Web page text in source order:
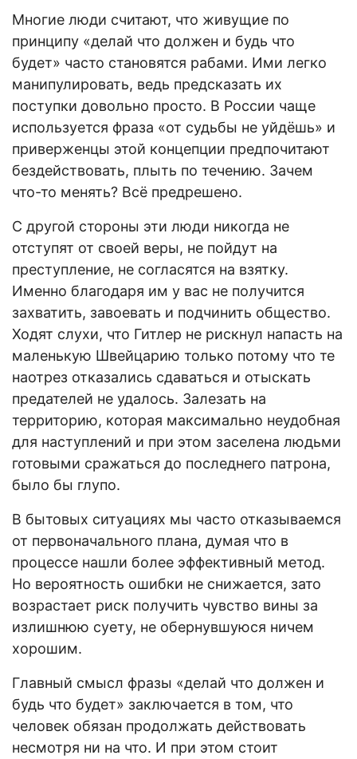
Многие люди считают, что живущие по
принципу «делай что должен и будь что
будет» часто становятся рабами. Ими легко
манипулировать, ведь предсказать их
поступки довольно просто. В России чаще
используется фраза «от судьбы не уйдёшь» и
приверженцы этой концепции предпочитают
бездействовать, плыть по течению. Зачем
что-то менять? Всё предрешено.
С другой стороны эти люди никогда не
отступят от своей веры, не пойдут на
преступление, не согласятся на взятку.
Именно благодаря им у вас не получится
захватить, завоевать и подчинить общество.
Ходят слухи, что Гитлер не рискнул напасть на
маленькую Швейцарию только потому что те
наотрез отказались сдаваться и отыскать
предателей не удалось. Залезать на
территорию, которая максимально неудобная
для наступлений и при этом заселена людьми
готовыми сражаться до последнего патрона,
было бы глупо.
В бытовых ситуациях мы часто отказываемся
от первоначального плана, думая что в
процессе нашли более эффективный метод.
Но вероятность ошибки не снижается, зато
возрастает риск получить чувство вины за
излишнюю суету, не обернувшуюся ничем
хорошим.
Главный смысл фразы «делай что должен и
будь что будет» заключается в том, что
человек обязан продолжать действовать
несмотря ни на что. И при этом стоит